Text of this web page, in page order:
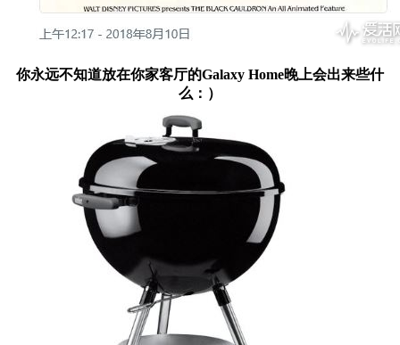
你永远不知道放在你家客厅的Galaxy Home晚上会出来些什
么：）